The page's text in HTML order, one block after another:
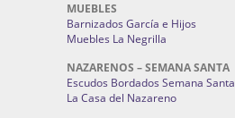
MUEBLES
Barnizados García e Hijos
Muebles La Negrilla
NAZARENOS – SEMANA SANTA
Escudos Bordados Semana Santa
La Casa del Nazareno